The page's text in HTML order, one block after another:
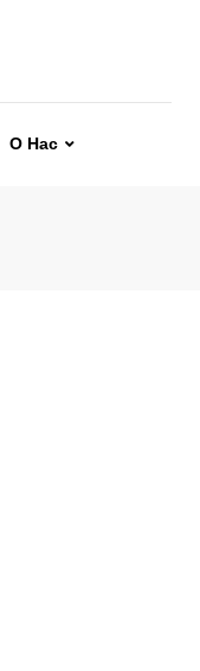
О Нас